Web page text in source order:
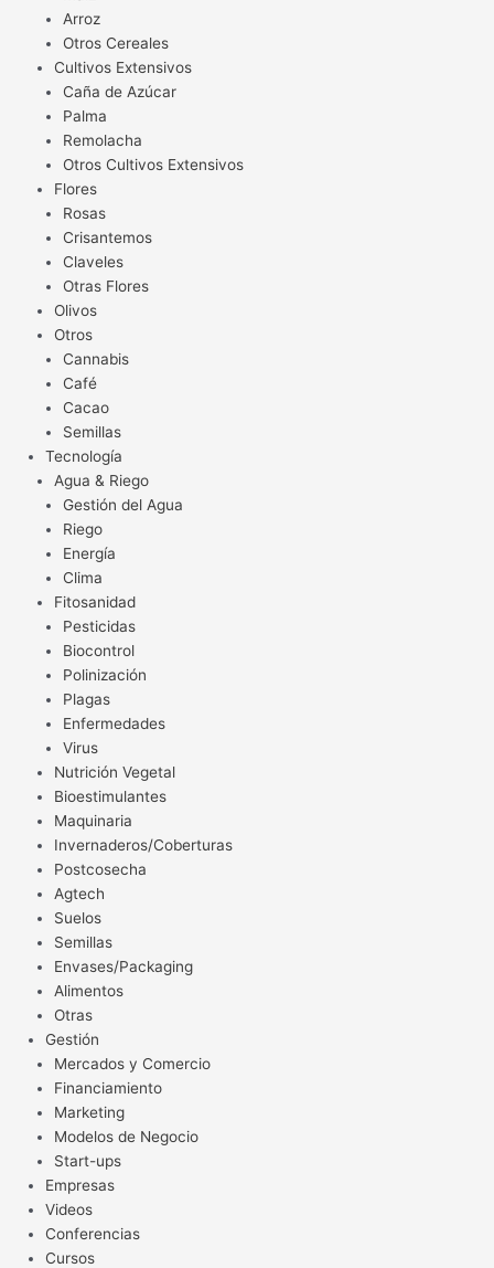
Arroz
Otros Cereales
Cultivos Extensivos
Caña de Azúcar
Palma
Remolacha
Otros Cultivos Extensivos
Flores
Rosas
Crisantemos
Claveles
Otras Flores
Olivos
Otros
Cannabis
Café
Cacao
Semillas
Tecnología
Agua & Riego
Gestión del Agua
Riego
Energía
Clima
Fitosanidad
Pesticidas
Biocontrol
Polinización
Plagas
Enfermedades
Virus
Nutrición Vegetal
Bioestimulantes
Maquinaria
Invernaderos/Coberturas
Postcosecha
Agtech
Suelos
Semillas
Envases/Packaging
Alimentos
Otras
Gestión
Mercados y Comercio
Financiamiento
Marketing
Modelos de Negocio
Start-ups
Empresas
Videos
Conferencias
Cursos